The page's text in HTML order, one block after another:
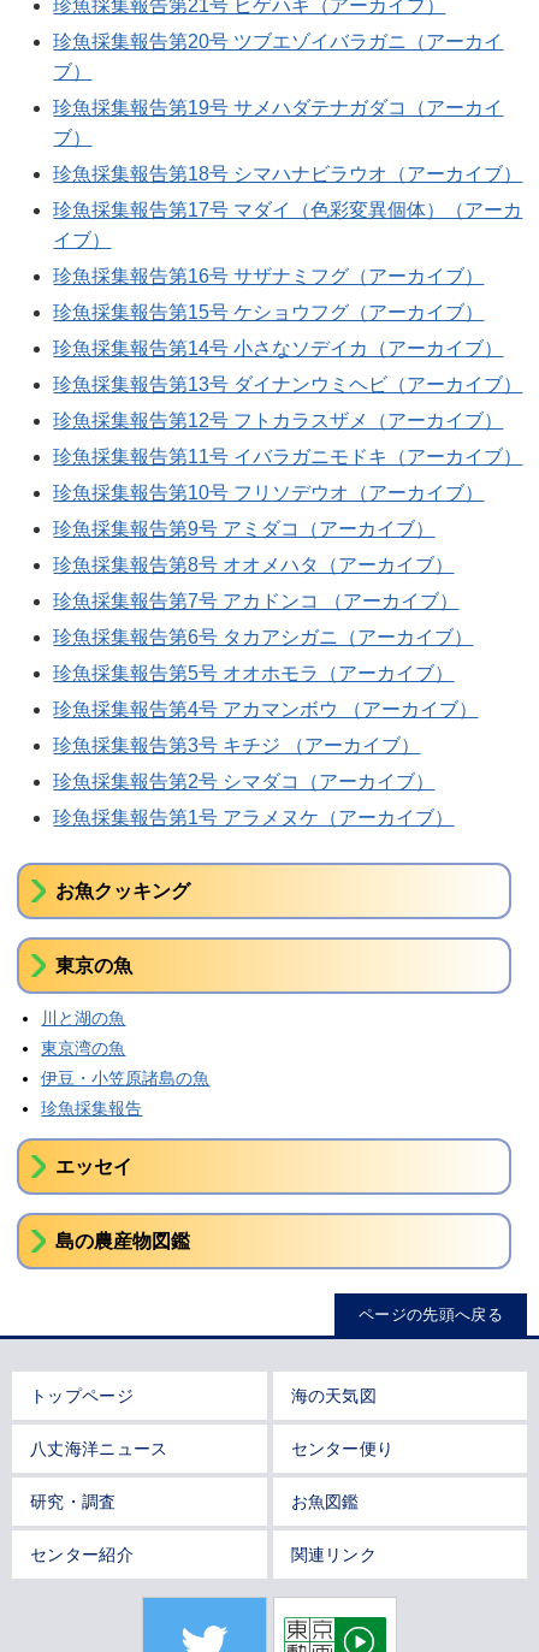
珍魚採集報告第21号 ヒゲハギ（アーカイブ）
珍魚採集報告第20号 ツブエゾイバラガニ（アーカイ
ブ）
珍魚採集報告第19号 サメハダテナガダコ（アーカイ
ブ）
珍魚採集報告第18号 シマハナビラウオ（アーカイブ）
珍魚採集報告第17号 マダイ（色彩変異個体）（アーカ
イブ）
珍魚採集報告第16号 サザナミフグ（アーカイブ）
珍魚採集報告第15号 ケショウフグ（アーカイブ）
珍魚採集報告第14号 小さなソデイカ（アーカイブ）
珍魚採集報告第13号 ダイナンウミヘビ（アーカイブ）
珍魚採集報告第12号 フトカラスザメ（アーカイブ）
珍魚採集報告第11号 イバラガニモドキ（アーカイブ）
珍魚採集報告第10号 フリソデウオ（アーカイブ）
珍魚採集報告第9号 アミダコ（アーカイブ）
珍魚採集報告第8号 オオメハタ（アーカイブ）
珍魚採集報告第7号 アカドンコ （アーカイブ）
珍魚採集報告第6号 タカアシガニ（アーカイブ）
珍魚採集報告第5号 オオホモラ（アーカイブ）
珍魚採集報告第4号 アカマンボウ （アーカイブ）
珍魚採集報告第3号 キチジ （アーカイブ）
珍魚採集報告第2号 シマダコ（アーカイブ）
珍魚採集報告第1号 アラメヌケ（アーカイブ）
お魚クッキング
東京の魚
川と湖の魚
東京湾の魚
伊豆・小笠原諸島の魚
珍魚採集報告
エッセイ
島の農産物図鑑
ページの先頭へ戻る
トップページ 海の天気図
八丈海洋ニュース センター便り
研究・調査 お魚図鑑
センター紹介 関連リンク